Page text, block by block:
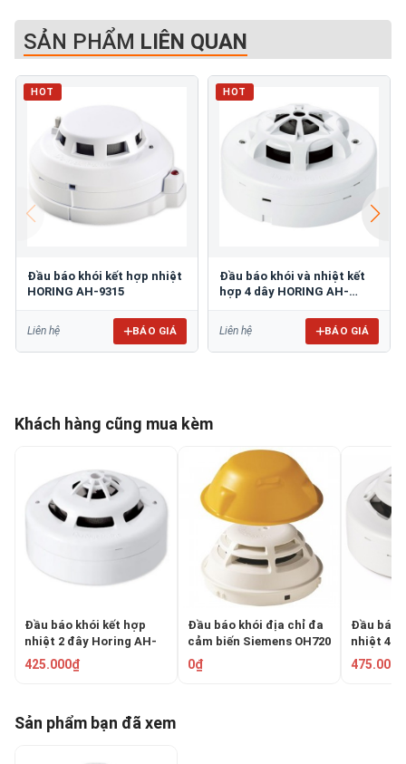
SẢN PHẨM LIÊN QUAN
HOT
Đầu báo khói kết hợp nhiệt
HORING AH-9315
Liên hệ BÁO GIÁ
HOT
Đầu báo khói và nhiệt kết
hợp 4 dây HORING AH-
Liên hệ BÁO GIÁ
Khách hàng cũng mua kèm
Đầu báo khói kết hợp
nhiệt 2 đây Horing AH-
0315-2
425.000₫
Đầu báo khói địa chỉ đa
cảm biến Siemens OH720
0₫
Đầu báo
nhiệt 4
475.000₫
Sản phẩm bạn đã xem